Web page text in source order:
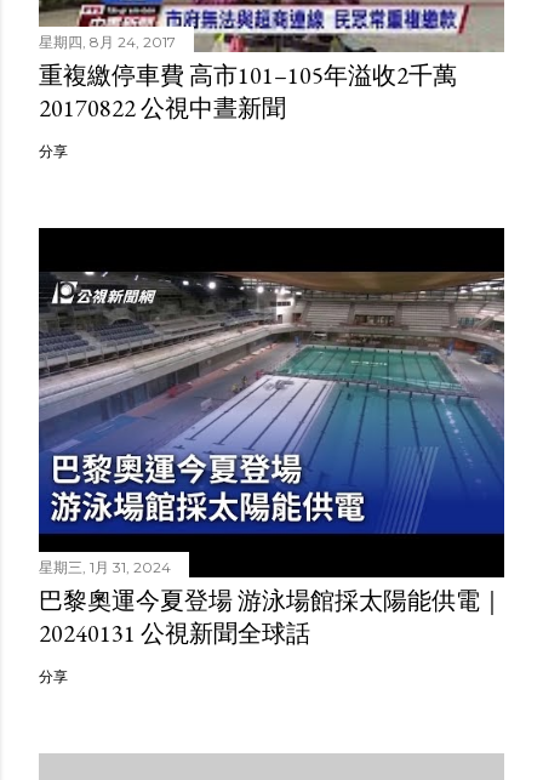
星期四, 8月 24, 2017
重複繳停車費 高市101–105年溢收2千萬
20170822 公視中晝新聞
分享
星期三, 1月 31, 2024
巴黎奧運今夏登場 游泳場館採太陽能供電｜
20240131 公視新聞全球話
分享